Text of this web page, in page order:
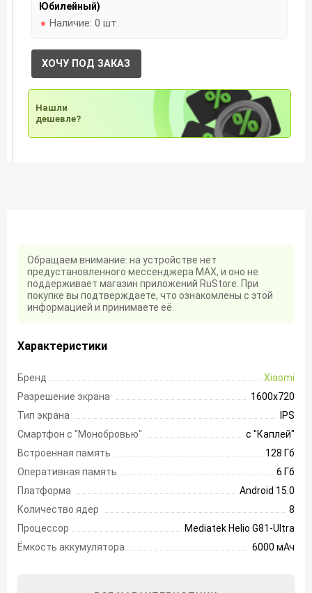
Юбилейный)
Наличие: 0 шт.
ХОЧУ ПОД ЗАКАЗ
Нашли
дешевле?
Обращаем внимание: на устройстве нет
предустановленного мессенджера MAX, и оно не
поддерживает магазин приложений RuStore. При
покупке вы подтверждаете, что ознакомлены с этой
информацией и принимаете её.
Характеристики
Бренд
Xiaomi
Разрешение экрана
1600х720
Тип экрана
IPS
Смартфон с "Монобровью"
с "Каплей"
Встроенная память
128 Гб
Оперативная память
6 Гб
Платформа
Android 15.0
Количество ядер
8
Процессор
Mediatek Helio G81-Ultra
Ёмкость аккумулятора
6000 мАч